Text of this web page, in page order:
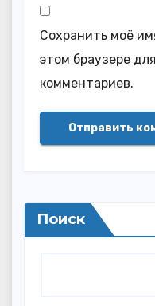
Сохранить моё
этом браузере
комментариев.
Поиск